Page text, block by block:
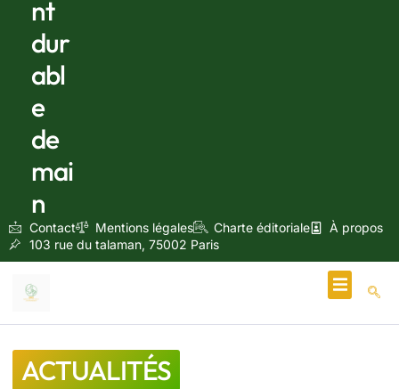
nt
dur
abl
e
de
mai
n
Contact Mentions légales Charte éditoriale
À propos
103 rue du talaman, 75002 Paris
ACTUALITÉS